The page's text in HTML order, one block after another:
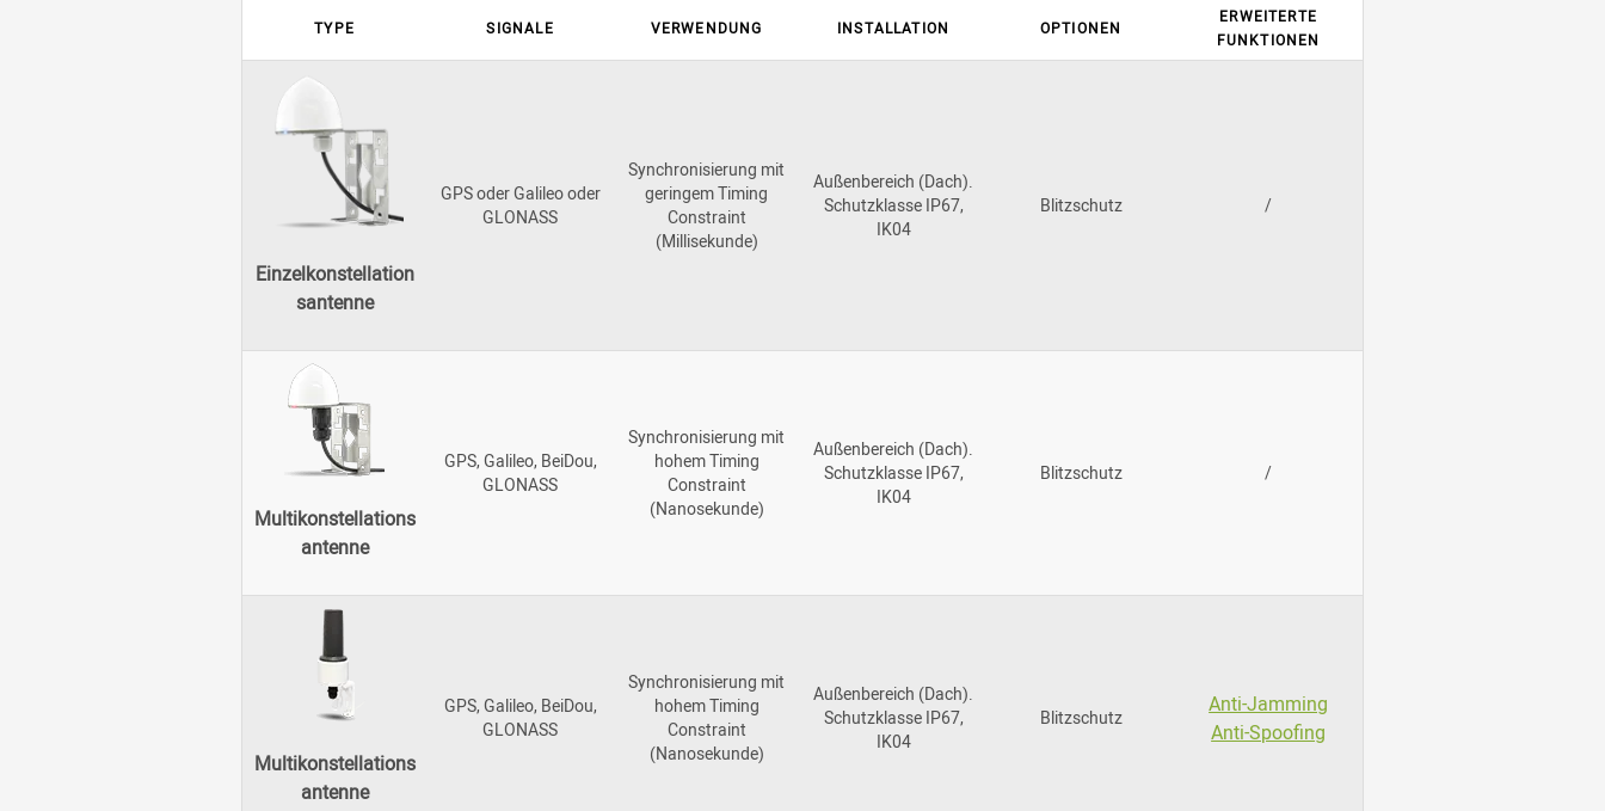
TYPE SIGNALE VERWENDUNG INSTALLATION OPTIONEN
ERWEITERTE
FUNKTIONEN
Einzelkonstellation
santenne
GPS oder Galileo oder
GLONASS
Synchronisierung mit
geringem Timing
Constraint
(Millisekunde)
Außenbereich (Dach).
Schutzklasse IP67,
IK04
Blitzschutz /
Multikonstellations
antenne
GPS, Galileo, BeiDou,
GLONASS
Synchronisierung mit
hohem Timing
Constraint
(Nanosekunde)
Außenbereich (Dach).
Schutzklasse IP67,
IK04
Blitzschutz /
Multikonstellations
antenne
GPS, Galileo, BeiDou,
GLONASS
Synchronisierung mit
hohem Timing
Constraint
(Nanosekunde)
Außenbereich (Dach).
Schutzklasse IP67,
IK04
Blitzschutz
Anti-Jamming
Anti-Spoofing